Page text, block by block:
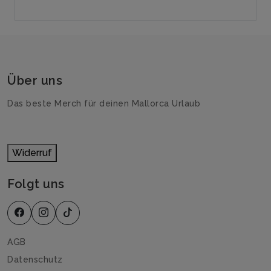
Über uns
Das beste Merch für deinen Mallorca Urlaub
Widerruf
Folgt uns
AGB
Datenschutz